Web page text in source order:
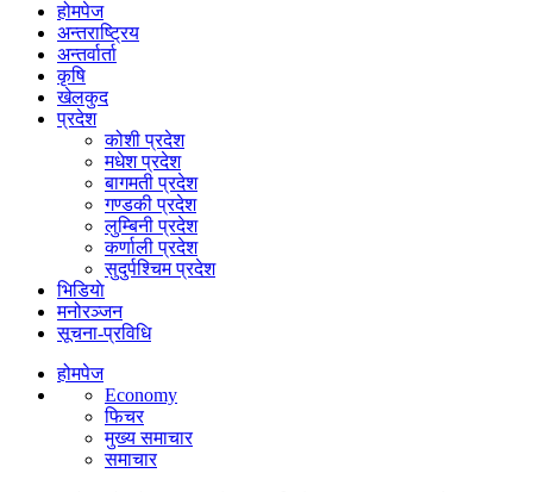
होमपेज
अन्तराष्ट्रिय
अन्तर्वार्ता
कृषि
खेलकुद
प्रदेश
कोशी प्रदेश
मधेश प्रदेश
बागमती प्रदेश
गण्डकी प्रदेश
लुम्बिनी प्रदेश
कर्णाली प्रदेश
सुदुर्पश्चिम प्रदेश
भिडियाे
मनोरञ्जन
सूचना-प्रविधि
होमपेज
Economy
फिचर
मुख्य समाचार
समाचार